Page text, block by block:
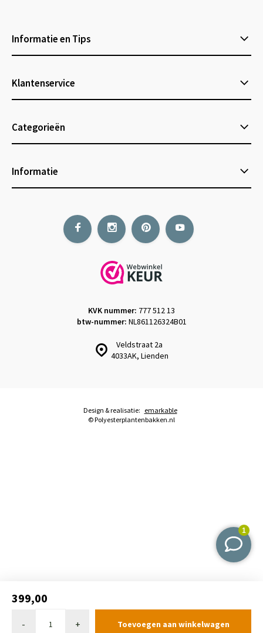
399,00
- + Toevoegen aan winkelwagen
Informatie en Tips
Klantenservice
Categorieën
Informatie
Veldstraat 2a
4033AK, Lienden
KVK nummer: 777 512 13
btw-nummer: NL861126324B01
© Polyesterplantenbakken.nl
Design & realisatie: emarkable